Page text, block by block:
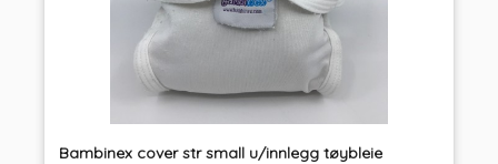
Bambinex cover str small u/innlegg tøybleie